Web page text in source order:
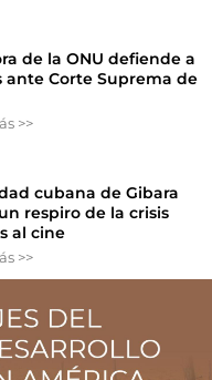
de la ONU defiende a
ante Corte Suprema de
>>
cubana de Gibara
respiro de la crisis
al cine
>>